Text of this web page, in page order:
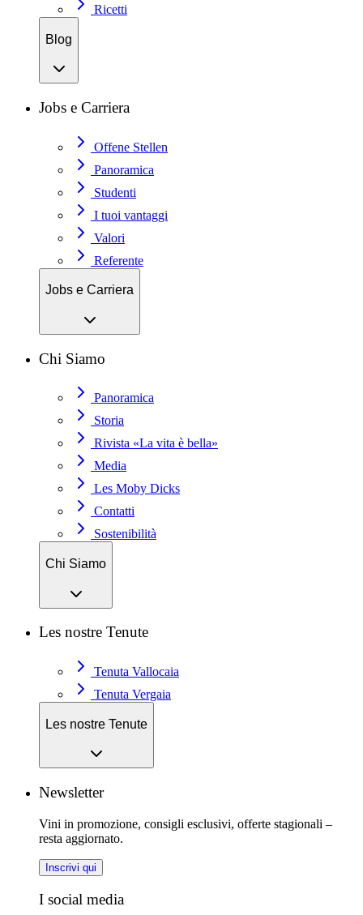
Ricetti
Blog
Jobs e Carriera
Offene Stellen
Panoramica
Studenti
I tuoi vantaggi
Valori
Referente
Jobs e Carriera
Chi Siamo
Panoramica
Storia
Rivista «La vita è bella»
Media
Les Moby Dicks
Contatti
Sostenibilità
Chi Siamo
Les nostre Tenute
Tenuta Vallocaia
Tenuta Vergaia
Les nostre Tenute
Newsletter
Vini in promozione, consigli esclusivi, offerte stagionali –
resta aggiornato.
Inscrivi qui
I social media